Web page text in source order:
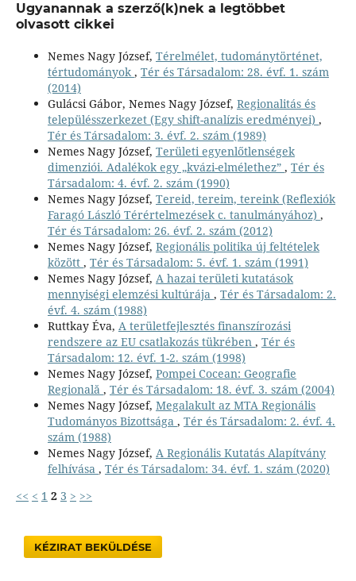
Ugyanannak a szerző(k)nek a legtöbbet
olvasott cikkei
Nemes Nagy József, Térelmélet, tudománytörténet,
tértudományok , Tér és Társadalom: 28. évf. 1. szám
(2014)
Gulácsi Gábor, Nemes Nagy József, Regionalitás és
településszerkezet (Egy shift-analízis eredményei) ,
Tér és Társadalom: 3. évf. 2. szám (1989)
Nemes Nagy József, Területi egyenlőtlenségek
dimenziói. Adalékok egy „kvázi-elmélethez” , Tér és
Társadalom: 4. évf. 2. szám (1990)
Nemes Nagy József, Tereid, tereim, tereink (Reflexiók
Faragó László Térértelmezések c. tanulmányához) ,
Tér és Társadalom: 26. évf. 2. szám (2012)
Nemes Nagy József, Regionális politika új feltételek
között , Tér és Társadalom: 5. évf. 1. szám (1991)
Nemes Nagy József, A hazai területi kutatások
mennyiségi elemzési kultúrája , Tér és Társadalom: 2.
évf. 4. szám (1988)
Ruttkay Éva, A területfejlesztés finanszírozási
rendszere az EU csatlakozás tükrében , Tér és
Társadalom: 12. évf. 1-2. szám (1998)
Nemes Nagy József, Pompei Cocean: Geografie
Regională , Tér és Társadalom: 18. évf. 3. szám (2004)
Nemes Nagy József, Megalakult az MTA Regionális
Tudományos Bizottsága , Tér és Társadalom: 2. évf. 4.
szám (1988)
Nemes Nagy József, A Regionális Kutatás Alapítvány
felhívása , Tér és Társadalom: 34. évf. 1. szám (2020)
<< < 1 2 3 > >>
KÉZIRAT BEKÜLDÉSE